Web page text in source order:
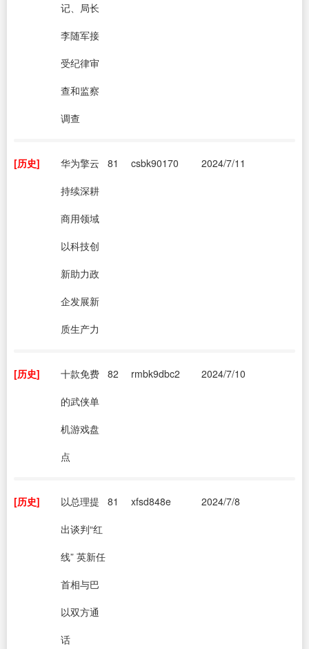
记、局长
李随军接
受纪律审
查和监察
调查
[历史]
华为擎云
持续深耕
商用领域
以科技创
新助力政
企发展新
质生产力
81 csbk90170 2024/7/11
[历史]
十款免费
的武侠单
机游戏盘
点
82 rmbk9dbc2 2024/7/10
[历史]
以总理提
出谈判“红
线” 英新任
首相与巴
以双方通
话
81 xfsd848e 2024/7/8